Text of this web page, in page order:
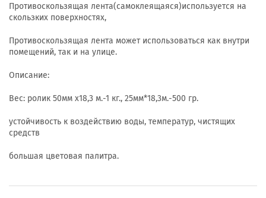
Противоскользящая лента(самоклеящаяся)используется на
скользких поверхностях,
Противоскользящая лента может использоваться как внутри
помещений, так и на улице.
Описание:
Вес: ролик 50мм х18,3 м.-1 кг., 25мм*18,3м.-500 гр.
устойчивость к воздействию воды, температур, чистящих
средств
большая цветовая палитра.